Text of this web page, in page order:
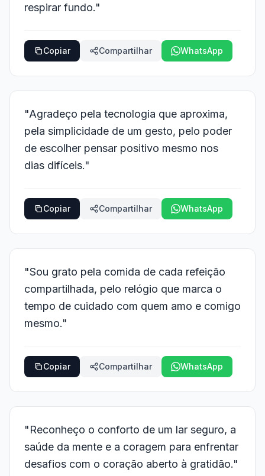
respirar fundo."
Copiar Compartilhar WhatsApp
"Agradeço pela tecnologia que aproxima,
pela simplicidade de um gesto, pelo poder
de escolher pensar positivo mesmo nos
dias difíceis."
Copiar Compartilhar WhatsApp
"Sou grato pela comida de cada refeição
compartilhada, pelo relógio que marca o
tempo de cuidado com quem amo e comigo
mesmo."
Copiar Compartilhar WhatsApp
"Reconheço o conforto de um lar seguro, a
saúde da mente e a coragem para enfrentar
desafios com o coração aberto à gratidão."